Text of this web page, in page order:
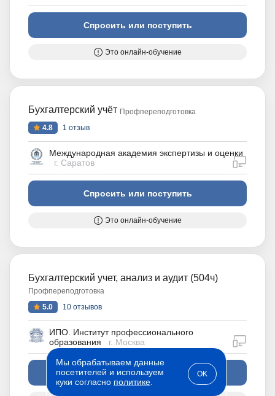
Спросить или поступить
Это онлайн-обучение
Бухгалтерский учёт Профпереподготовка
4.8
1 отзыв
Международная академия экспертизы и оценки
г. Саратов
Спросить или поступить
Это онлайн-обучение
Бухгалтерский учет, анализ и аудит (504ч)
Профпереподготовка
5.0
10 отзывов
ИПО. Институт профессионального
образования
г. Москва
Спросить или поступить
Мы обрабатываем данные
посетителей и используем
куки согласно политике
OK